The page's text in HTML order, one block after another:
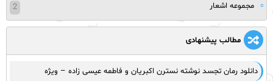
مجموعه اشعار
2
مطالب پیشنهادی
دانلود رمان تجسد نوشته نسترن اکبریان و فاطمه عیسی زاده – ویژه